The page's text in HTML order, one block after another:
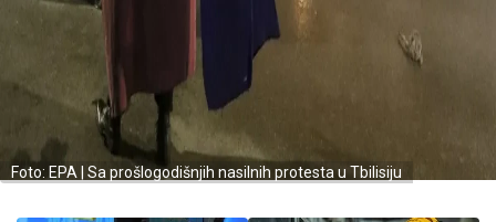
Foto: EPA | Sa prošlogodišnjih nasilnih protesta u Tbilisiju